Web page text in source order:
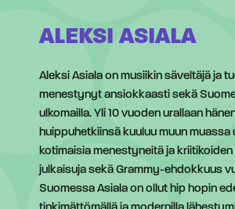
ALEKSI ASIALA
Aleksi Asiala on musiikin säveltäjä ja
menestynyt ansiokkaasti sekä
ulkomailla. Yli 10 vuoden urallaan
huippuhetkiinsä kuuluu muun muassa
kotimaisia menestyneitä ja
julkaisuja sekä Grammy-ehdokkuus
Suomessa Asiala on ollut hip hopin